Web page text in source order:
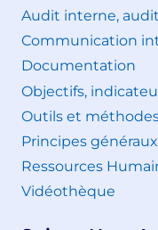
Audit interne,
Communication
Documentation
Objectifs,
Outils et
Principes
Ressources
Vidéothèque